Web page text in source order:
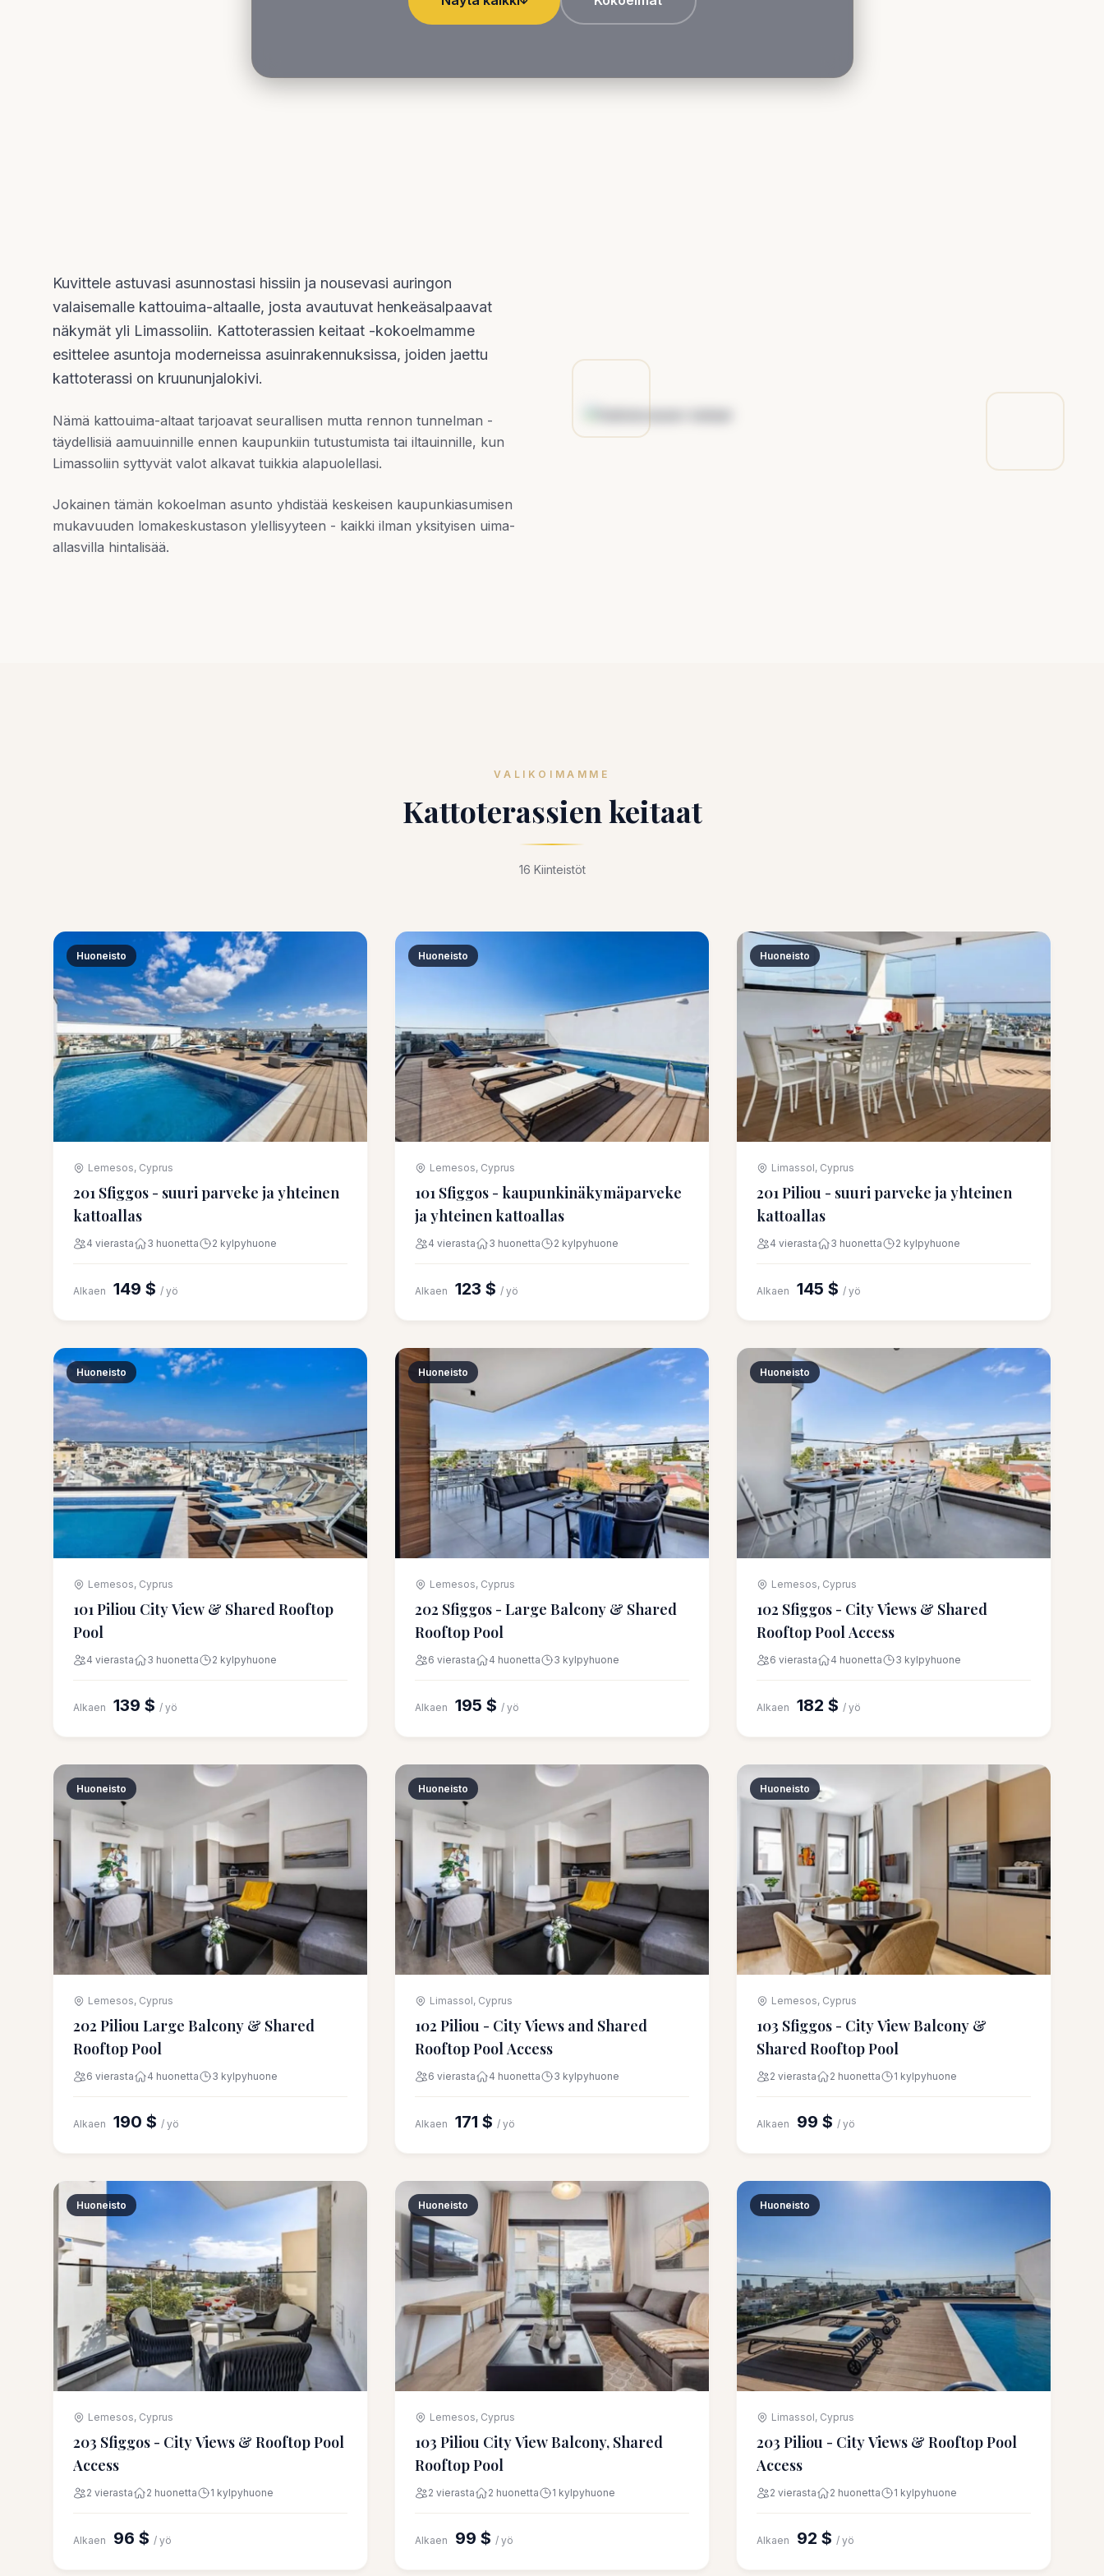
Kuvittele astuvasi asunnostasi hissiin ja nousevasi auringon
valaisemalle kattouima-altaalle, josta avautuvat henkeäsalpaavat
näkymät yli Limassoliin. Kattoterassien keitaat -kokoelmamme
esittelee asuntoja moderneissa asuinrakennuksissa, joiden jaettu
kattoterassi on kruununjalokivi.
Nämä kattouima-altaat tarjoavat seurallisen mutta rennon tunnelman -
täydellisiä aamuuinnille ennen kaupunkiin tutustumista tai iltauinnille, kun
Limassoliin syttyvät valot alkavat tuikkia alapuolellasi.
Jokainen tämän kokoelman asunto yhdistää keskeisen kaupunkiasumisen
mukavuuden lomakeskustason ylellisyyteen - kaikki ilman yksityisen uima-
allasvilla hintalisää.
VALIKOIMAMME
Kattoterassien keitaat
16 Kiinteistöt
Huoneisto
Lemesos, Cyprus
201 Sfiggos - suuri parveke ja yhteinen
kattoallas
4 vierasta 3 huonetta 2 kylpyhuone
Alkaen 149 $ / yö
Huoneisto
Lemesos, Cyprus
101 Sfiggos - kaupunkinäkymäparveke
ja yhteinen kattoallas
4 vierasta 3 huonetta 2 kylpyhuone
Alkaen 123 $ / yö
Huoneisto
Limassol, Cyprus
201 Piliou - suuri parveke ja yhteinen
kattoallas
4 vierasta 3 huonetta 2 kylpyhuone
Alkaen 145 $ / yö
Huoneisto
Lemesos, Cyprus
101 Piliou City View & Shared Rooftop
Pool
4 vierasta 3 huonetta 2 kylpyhuone
Alkaen 139 $ / yö
Huoneisto
Lemesos, Cyprus
202 Sfiggos - Large Balcony & Shared
Rooftop Pool
6 vierasta 4 huonetta 3 kylpyhuone
Alkaen 195 $ / yö
Huoneisto
Lemesos, Cyprus
102 Sfiggos - City Views & Shared
Rooftop Pool Access
6 vierasta 4 huonetta 3 kylpyhuone
Alkaen 182 $ / yö
Huoneisto
Lemesos, Cyprus
202 Piliou Large Balcony & Shared
Rooftop Pool
6 vierasta 4 huonetta 3 kylpyhuone
Alkaen 190 $ / yö
Huoneisto
Limassol, Cyprus
102 Piliou - City Views and Shared
Rooftop Pool Access
6 vierasta 4 huonetta 3 kylpyhuone
Alkaen 171 $ / yö
Huoneisto
Lemesos, Cyprus
103 Sfiggos - City View Balcony &
Shared Rooftop Pool
2 vierasta 2 huonetta 1 kylpyhuone
Alkaen 99 $ / yö
Huoneisto
Lemesos, Cyprus
203 Sfiggos - City Views & Rooftop Pool
Access
2 vierasta 2 huonetta 1 kylpyhuone
Alkaen 96 $ / yö
Huoneisto
Lemesos, Cyprus
103 Piliou City View Balcony, Shared
Rooftop Pool
2 vierasta 2 huonetta 1 kylpyhuone
Alkaen 99 $ / yö
Huoneisto
Limassol, Cyprus
203 Piliou - City Views & Rooftop Pool
Access
2 vierasta 2 huonetta 1 kylpyhuone
Alkaen 92 $ / yö